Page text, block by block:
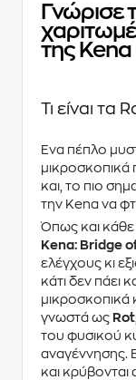
Γνώρισε
της Kena
Τι είναι τα
Ένα πέπλο
μικροσκοπικά
και, το πιο
την Kena να
Όπως και κάθε
Kena: Bridge
ελέγχους κι
κάτι δεν πάει
μικροσκοπικά
γνωστά ως Rot
του φυσικού
αναγέννησης.
και κρύβονται